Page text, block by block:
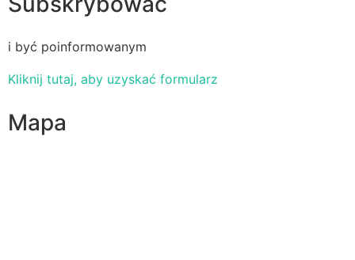
i być poinformowanym
Kliknij tutaj, aby uzyskać formularz
Mapa